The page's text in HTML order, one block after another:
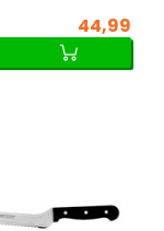
44,99